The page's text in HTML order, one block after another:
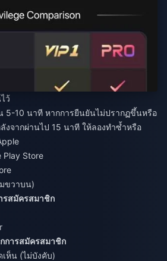
ว้
5-10 นาที หากการยืนยันไม่ปรากฏขึ้นหรือ
งจากผ่านไป 15 นาที ให้ลองทำซ้ำหรือ
Play Store
ขวาบน)
รสมัครสมาชิก
กการสมัครสมาชิก
ห็น (ไม่บังคับ)